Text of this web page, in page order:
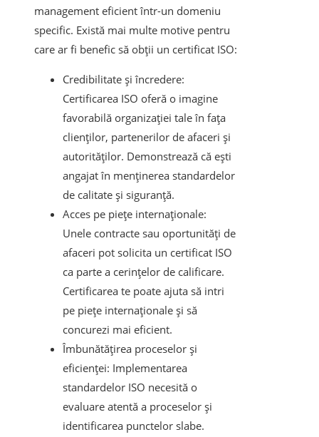
management eficient într-un domeniu
specific. Există mai multe motive pentru
care ar fi benefic să obții un certificat ISO:
Credibilitate și încredere:
Certificarea ISO oferă o imagine
favorabilă organizației tale în fața
clienților, partenerilor de afaceri și
autorităților. Demonstrează că ești
angajat în menținerea standardelor
de calitate și siguranță.
Acces pe piețe internaționale:
Unele contracte sau oportunități de
afaceri pot solicita un certificat ISO
ca parte a cerințelor de calificare.
Certificarea te poate ajuta să intri
pe piețe internaționale și să
concurezi mai eficient.
Îmbunătățirea proceselor și
eficienței: Implementarea
standardelor ISO necesită o
evaluare atentă a proceselor și
identificarea punctelor slabe.